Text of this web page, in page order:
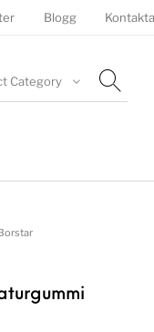
Blogg
Category